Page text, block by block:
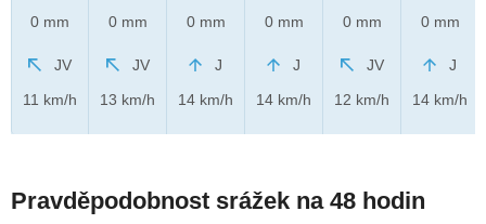
0 mm
JV
11 km/h
0 mm
JV
13 km/h
0 mm
J
14 km/h
0 mm
J
14 km/h
0 mm
JV
12 km/h
0 mm
J
14 km/h
Pravděpodobnost srážek na 48 hodin